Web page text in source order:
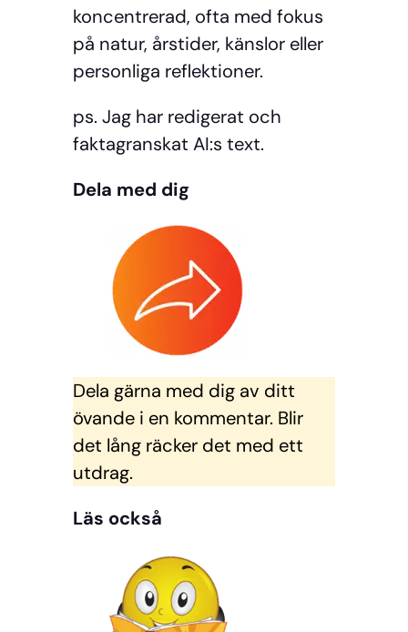
koncentrerad, ofta med fokus
på natur, årstider, känslor eller
personliga reflektioner.
ps. Jag har redigerat och
faktagranskat AI:s text.
Dela med dig
Dela gärna med dig av ditt
övande i en kommentar. Blir
det lång räcker det med ett
utdrag.
Läs också